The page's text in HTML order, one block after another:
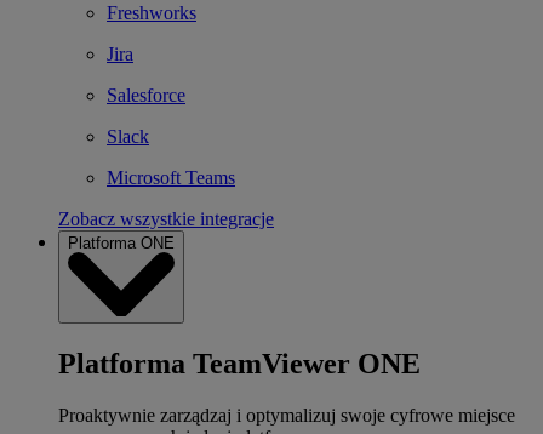
Freshworks
Jira
Salesforce
Slack
Microsoft Teams
Zobacz wszystkie integracje
Platforma ONE
Platforma TeamViewer ONE
Proaktywnie zarządzaj i optymalizuj swoje cyfrowe miejsce